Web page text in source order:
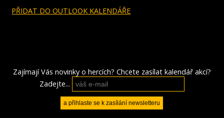
PŘIDAT DO OUTLOOK KALENDÁŘE
Zajímají Vás novinky o hercích? Chcete zasílat kalendář akcí?
Zadejte...